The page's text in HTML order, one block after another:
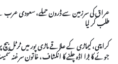
عراق کی سرزمین سے ڈرون حملے، سعودی عرب
طلب کر لیا
کراچی، کیماڑی کے علاقے ماڑی پور میں ٹرٹل
جوئے کا بڑا اڈہ چلنے کا انکشاف، خاتون سرغنہ سمیت 40 ملزمان